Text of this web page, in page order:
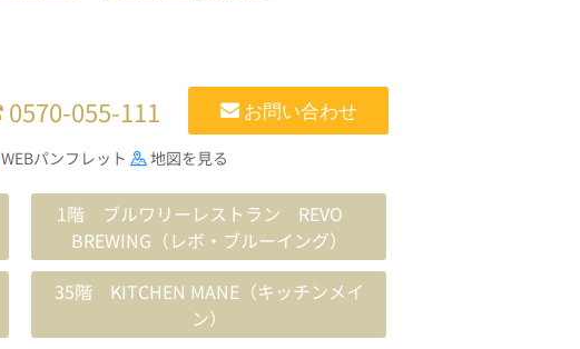
0570-055-111 お問い合わせ
WEBパンフレット 地図を見る
1階 ブルワリーレストラン REVO
BREWING（レボ・ブルーイング）
35階 KITCHEN MANE（キッチンメイ
ン）